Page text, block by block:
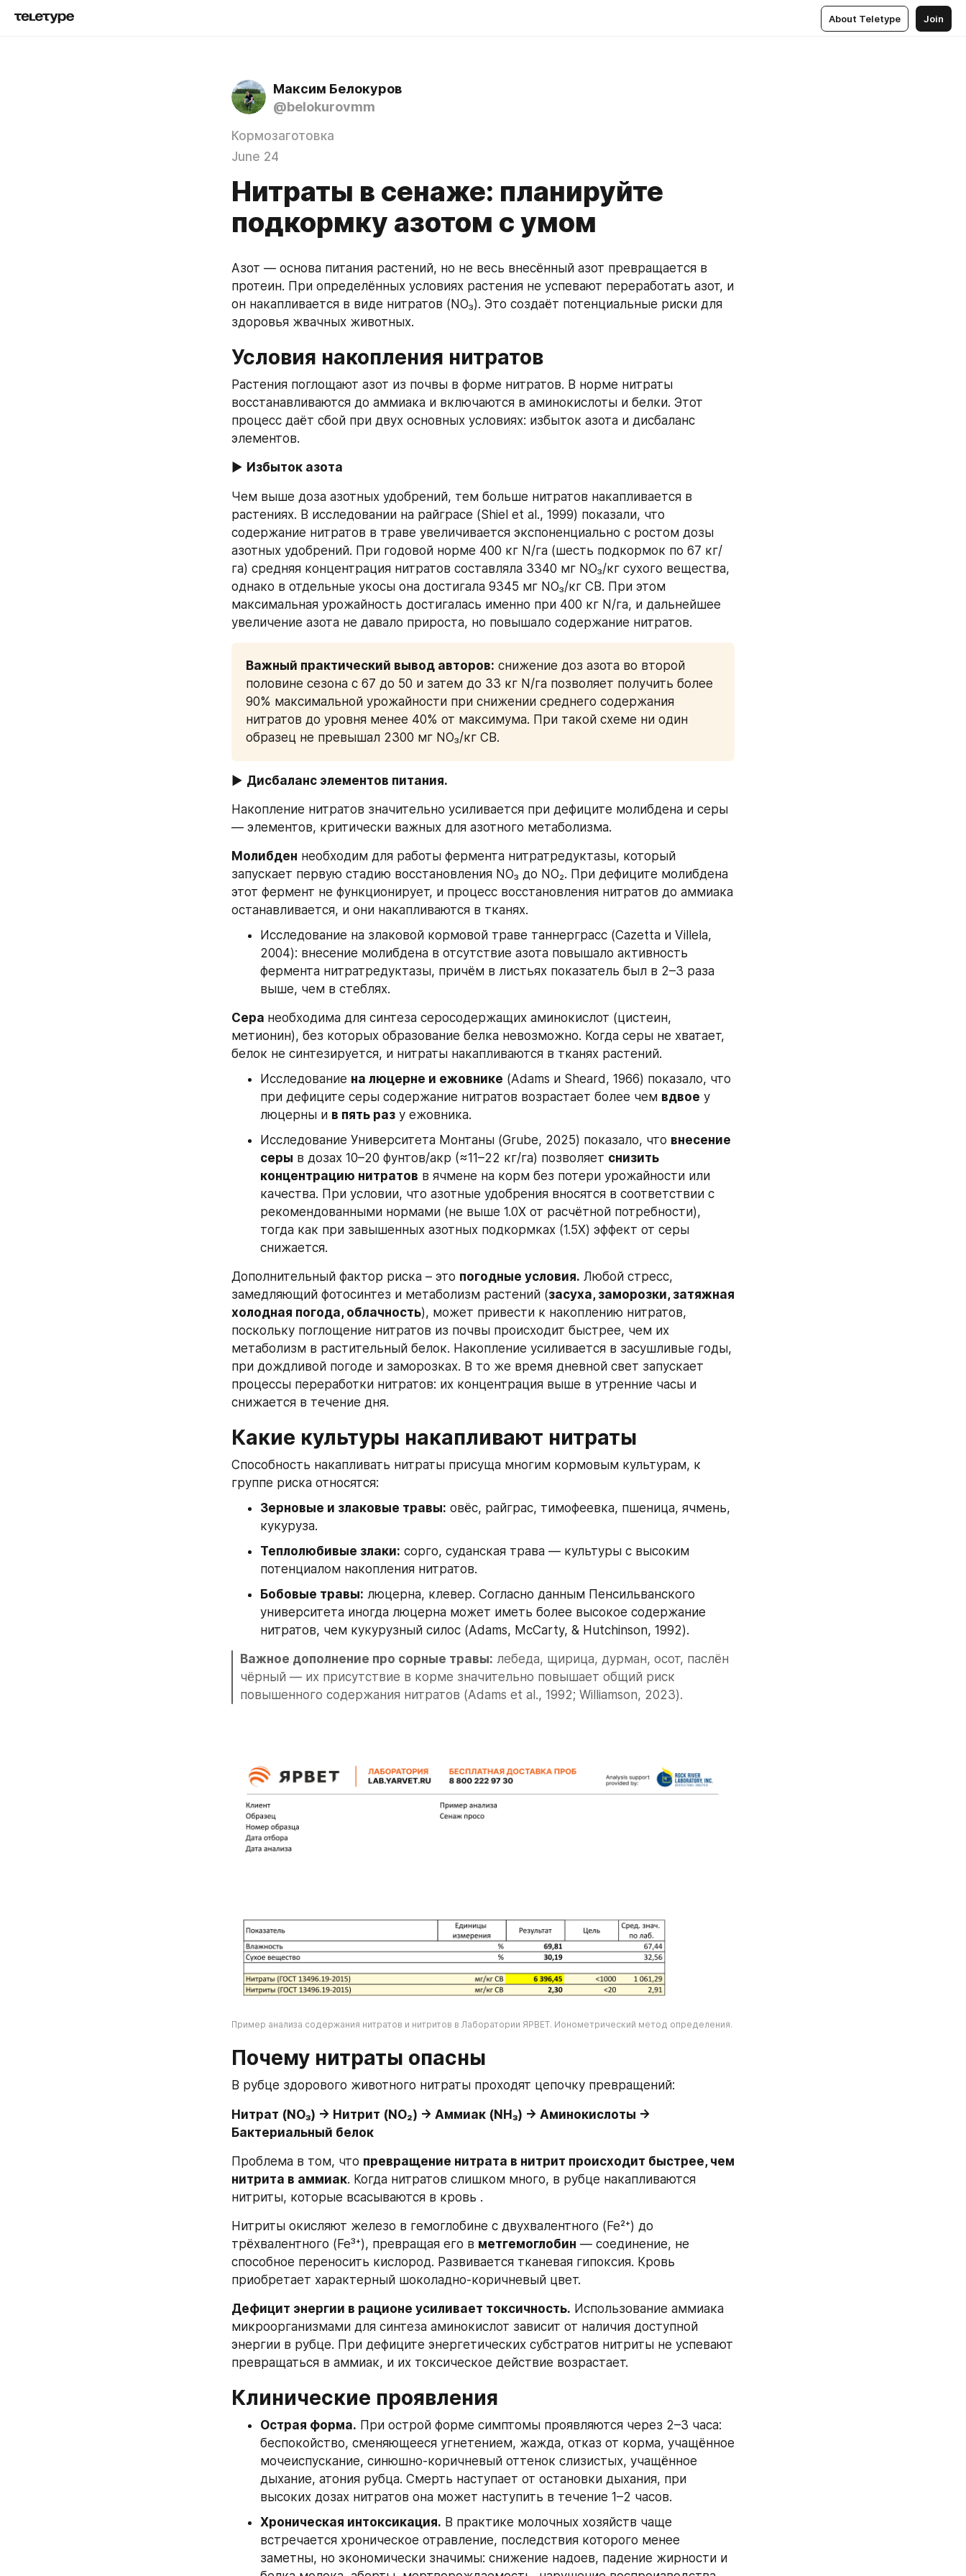
About Teletype Join
Максим Белокуров
@belokurovmm
Кормозаготовка
June 24
Нитраты в сенаже: планируйте
подкормку азотом с умом
Азот — основа питания растений, но не весь внесённый азот превращается в
протеин. При определённых условиях растения не успевают переработать азот, и
он накапливается в виде нитратов (NO₃). Это создаёт потенциальные риски для
здоровья жвачных животных.
Условия накопления нитратов
Растения поглощают азот из почвы в форме нитратов. В норме нитраты
восстанавливаются до аммиака и включаются в аминокислоты и белки. Этот
процесс даёт сбой при двух основных условиях: избыток азота и дисбаланс
элементов.
▶ Избыток азота
Чем выше доза азотных удобрений, тем больше нитратов накапливается в
растениях. В исследовании на райграсе (Shiel et al., 1999) показали, что
содержание нитратов в траве увеличивается экспоненциально с ростом дозы
азотных удобрений. При годовой норме 400 кг N/га (шесть подкормок по 67 кг/
га) средняя концентрация нитратов составляла 3340 мг NO₃/кг сухого вещества,
однако в отдельные укосы она достигала 9345 мг NO₃/кг СВ. При этом
максимальная урожайность достигалась именно при 400 кг N/га, и дальнейшее
увеличение азота не давало прироста, но повышало содержание нитратов.
Важный практический вывод авторов: снижение доз азота во второй
половине сезона с 67 до 50 и затем до 33 кг N/га позволяет получить более
90% максимальной урожайности при снижении среднего содержания
нитратов до уровня менее 40% от максимума. При такой схеме ни один
образец не превышал 2300 мг NO₃/кг СВ.
▶ Дисбаланс элементов питания.
Накопление нитратов значительно усиливается при дефиците молибдена и серы
— элементов, критически важных для азотного метаболизма.
Молибден необходим для работы фермента нитратредуктазы, который
запускает первую стадию восстановления NO₃ до NO₂. При дефиците молибдена
этот фермент не функционирует, и процесс восстановления нитратов до аммиака
останавливается, и они накапливаются в тканях.
Исследование на злаковой кормовой траве таннерграсс (Cazetta и Villela,
2004): внесение молибдена в отсутствие азота повышало активность
фермента нитратредуктазы, причём в листьях показатель был в 2–3 раза
выше, чем в стеблях.
Сера необходима для синтеза серосодержащих аминокислот (цистеин,
метионин), без которых образование белка невозможно. Когда серы не хватает,
белок не синтезируется, и нитраты накапливаются в тканях растений.
Исследование на люцерне и ежовнике (Adams и Sheard, 1966) показало, что
при дефиците серы содержание нитратов возрастает более чем вдвое у
люцерны и в пять раз у ежовника.
Исследование Университета Монтаны (Grube, 2025) показало, что внесение
серы в дозах 10–20 фунтов/акр (≈11–22 кг/га) позволяет снизить
концентрацию нитратов в ячмене на корм без потери урожайности или
качества. При условии, что азотные удобрения вносятся в соответствии с
рекомендованными нормами (не выше 1.0X от расчётной потребности),
тогда как при завышенных азотных подкормках (1.5X) эффект от серы
снижается.
Дополнительный фактор риска – это погодные условия. Любой стресс,
замедляющий фотосинтез и метаболизм растений (засуха, заморозки, затяжная
холодная погода, облачность), может привести к накоплению нитратов,
поскольку поглощение нитратов из почвы происходит быстрее, чем их
метаболизм в растительный белок. Накопление усиливается в засушливые годы,
при дождливой погоде и заморозках. В то же время дневной свет запускает
процессы переработки нитратов: их концентрация выше в утренние часы и
снижается в течение дня.
Какие культуры накапливают нитраты
Способность накапливать нитраты присуща многим кормовым культурам, к
группе риска относятся:
Зерновые и злаковые травы: овёс, райграс, тимофеевка, пшеница, ячмень,
кукуруза.
Теплолюбивые злаки: сорго, суданская трава — культуры с высоким
потенциалом накопления нитратов.
Бобовые травы: люцерна, клевер. Согласно данным Пенсильванского
университета иногда люцерна может иметь более высокое содержание
нитратов, чем кукурузный силос (Adams, McCarty, & Hutchinson, 1992).
Важное дополнение про сорные травы: лебеда, щирица, дурман, осот, паслён
чёрный — их присутствие в корме значительно повышает общий риск
повышенного содержания нитратов (Adams et al., 1992; Williamson, 2023).
Пример анализа содержания нитратов и нитритов в Лаборатории ЯРВЕТ. Ионометрический метод определения.
Почему нитраты опасны
В рубце здорового животного нитраты проходят цепочку превращений:
Нитрат (NO₃) → Нитрит (NO₂) → Аммиак (NH₃) → Аминокислоты →
Бактериальный белок
Проблема в том, что превращение нитрата в нитрит происходит быстрее, чем
нитрита в аммиак. Когда нитратов слишком много, в рубце накапливаются
нитриты, которые всасываются в кровь .
Нитриты окисляют железо в гемоглобине с двухвалентного (Fe²⁺) до
трёхвалентного (Fe³⁺), превращая его в метгемоглобин — соединение, не
способное переносить кислород. Развивается тканевая гипоксия. Кровь
приобретает характерный шоколадно-коричневый цвет.
Дефицит энергии в рационе усиливает токсичность. Использование аммиака
микроорганизмами для синтеза аминокислот зависит от наличия доступной
энергии в рубце. При дефиците энергетических субстратов нитриты не успевают
превращаться в аммиак, и их токсическое действие возрастает.
Клинические проявления
Острая форма. При острой форме симптомы проявляются через 2–3 часа:
беспокойство, сменяющееся угнетением, жажда, отказ от корма, учащённое
мочеиспускание, синюшно-коричневый оттенок слизистых, учащённое
дыхание, атония рубца. Смерть наступает от остановки дыхания, при
высоких дозах нитратов она может наступить в течение 1–2 часов.
Хроническая интоксикация. В практике молочных хозяйств чаще
встречается хроническое отравление, последствия которого менее
заметны, но экономически значимы: снижение надоев, падение жирности и